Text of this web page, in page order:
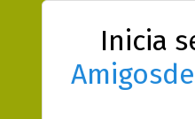
Inicia